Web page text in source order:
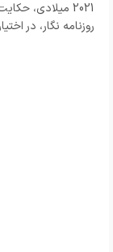
2021 میلادی،
روزنامه نگار، در